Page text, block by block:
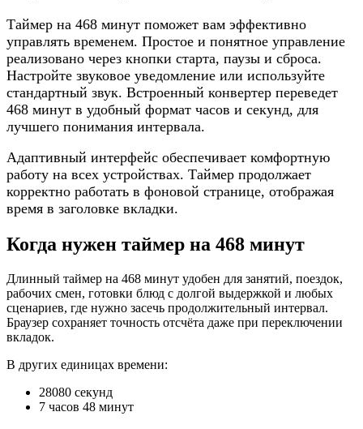
Таймер на 468 минут поможет вам эффективно
управлять временем. Простое и понятное управление
реализовано через кнопки старта, паузы и сброса.
Настройте звуковое уведомление или используйте
стандартный звук. Встроенный конвертер переведет
468 минут в удобный формат часов и секунд, для
лучшего понимания интервала.
Адаптивный интерфейс обеспечивает комфортную
работу на всех устройствах. Таймер продолжает
корректно работать в фоновой странице, отображая
время в заголовке вкладки.
Когда нужен таймер на 468 минут
Длинный таймер на 468 минут удобен для занятий, поездок,
рабочих смен, готовки блюд с долгой выдержкой и любых
сценариев, где нужно засечь продолжительный интервал.
Браузер сохраняет точность отсчёта даже при переключении
вкладок.
В других единицах времени:
28080 секунд
7 часов 48 минут